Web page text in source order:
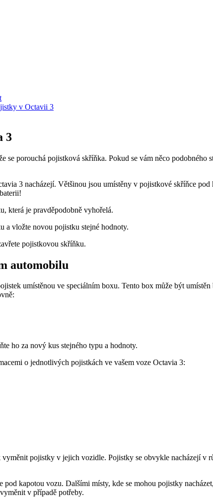
v Octavii 3
3
se porouchá pojistková skříňka. Pokud se vám něco
3 nacházejí. Většinou jsou umístěny v pojistkové skříňce
která je pravděpodobně vyhořelá.
a vložte novou pojistku stejné hodnoty.
pojistkovou skříňku.
automobilu
umístěnou ve speciálním boxu. Tento box může být
ho za nový kus stejného typu a hodnoty.
o jednotlivých pojistkách ve vašem voze Octavia 3:
pojistky v jejich vozidle. Pojistky se obvykle nacházejí v
kapotou vozu. Dalšími místy, kde se mohou pojistky
v případě potřeby.